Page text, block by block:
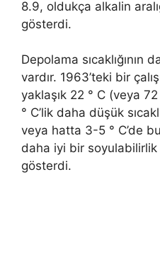
8.9, oldukça alkalin
gösterdi.
Depolama sıcaklığının
vardır. 1963’teki bir
yaklaşık 22 ° C (veya
° C’lik daha düşük
veya hatta 3-5 ° C’de
daha iyi bir
gösterdi.